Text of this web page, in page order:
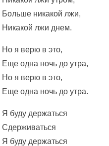
Больше никакой лжи,
Никакой лжи днем.
Но я верю в это,
Еще одна ночь до утра,
Но я верю в это,
Еще одна ночь до утра.
Я буду держаться
Сдерживаться
Я буду держаться